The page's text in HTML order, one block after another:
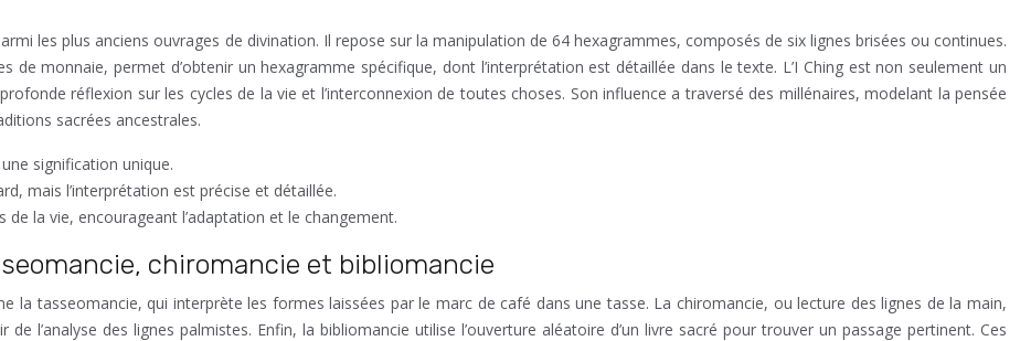
les plus anciens ouvrages de divination. Il repose sur la manipulation de 64 hexagrammes, composés de six lignes brisées ou continues.
monnaie, permet d’obtenir un hexagramme spécifique, dont l’interprétation est détaillée dans le texte. L’I Ching est non seulement un
réflexion sur les cycles de la vie et l’interconnexion de toutes choses. Son influence a traversé des millénaires, modelant la pensée
sacrées ancestrales.
signification unique.
mais l’interprétation est précise et détaillée.
de la vie, encourageant l’adaptation et le changement.
chiromancie et bibliomancie
la tasseomancie, qui interprète les formes laissées par le marc de café dans une tasse. La chiromancie, ou lecture des lignes de la main,
l’analyse des lignes palmistes. Enfin, la bibliomancie utilise l’ouverture aléatoire d’un livre sacré pour trouver un passage pertinent. Ces